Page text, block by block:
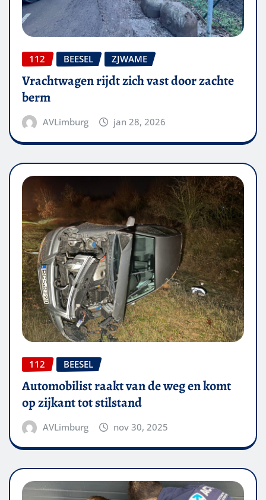
112 BEESEL ZJWAME
Vrachtwagen rijdt zich vast door zachte
berm
AVLimburg jan 28, 2026
112 BEESEL
Automobilist raakt van de weg en komt
op zijkant tot stilstand
AVLimburg nov 30, 2025